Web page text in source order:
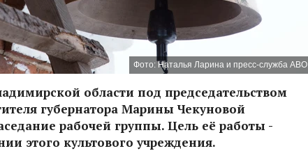
Фото: Наталья Ларина и пресс-служба АВО
области под председательством
губернатора Марины Чекуновой
рабочей группы. Цель её работы -
этого культового учреждения.